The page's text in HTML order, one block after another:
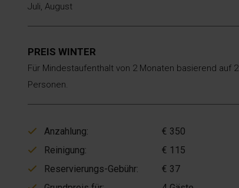
Juli, August
PREIS WINTER
Für Mindestaufenthalt von 2 Monaten basierend auf 2
Personen.
Anzahlung:
€ 350
Reinigung:
€ 115
Reservierungs-Gebühr:
€ 37